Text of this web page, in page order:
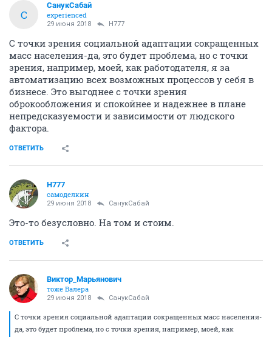
С
СанукСабай
experienced
29 июня 2018 H777
С точки зрения социальной адаптации сокращенных
масс населения-да, это будет проблема, но с точки
зрения, например, моей, как работодателя, я за
автоматизацию всех возможных процессов у себя в
бизнесе. Это выгоднее с точки зрения
оброкообложения и спокойнее и надежнее в плане
непредсказуемости и зависимости от людского
фактора.
ОТВЕТИТЬ
H777
самоделкин
29 июня 2018 СанукСабай
Это-то безусловно. На том и стоим.
ОТВЕТИТЬ
Виктор_Марьянович
тоже Валера
29 июня 2018 СанукСабай
С точки зрения социальной адаптации сокращенных масс населения-
да, это будет проблема, но с точки зрения, например, моей, как